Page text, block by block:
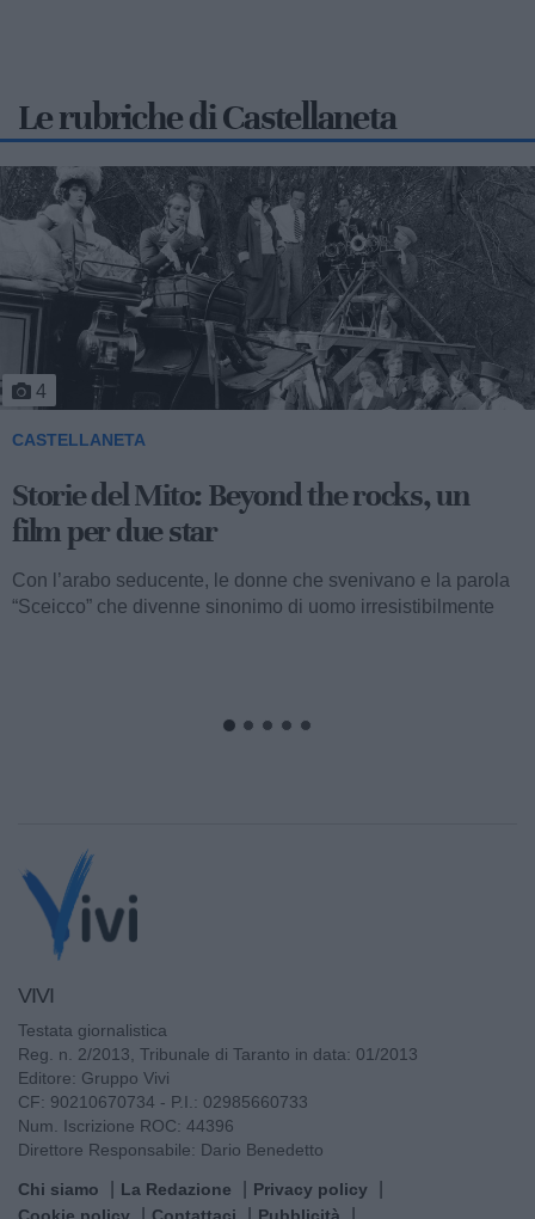
Le rubriche di Castellaneta
5
CASTELLANETA
Storie del Mito: Uno sceicco esuberante
Valentino fu consacrato attore internazionale, come abbiamo
visto, con il film “I quattro cavalieri dell’Apocalisse”. Così
cominciava...
VIVI
Testata giornalistica
Reg. n. 2/2013, Tribunale di Taranto in data: 01/2013
Editore: Gruppo Vivi
CF: 90210670734 - P.I.: 02985660733
Num. Iscrizione ROC: 44396
Direttore Responsabile: Dario Benedetto
Chi siamo La Redazione
Privacy policy
Cookie policy
Contattaci Pubblicità